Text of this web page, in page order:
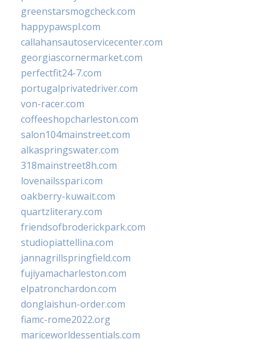
greenstarsmogcheck.com
happypawspl.com
callahansautoservicecenter.com
georgiascornermarket.com
perfectfit24-7.com
portugalprivatedriver.com
von-racer.com
coffeeshopcharleston.com
salon104mainstreet.com
alkaspringswater.com
318mainstreet8h.com
lovenailsspari.com
oakberry-kuwait.com
quartzliterary.com
friendsofbroderickpark.com
studiopiattellina.com
jannagrillspringfield.com
fujiyamacharleston.com
elpatronchardon.com
donglaishun-order.com
fiamc-rome2022.org
mariceworldessentials.com